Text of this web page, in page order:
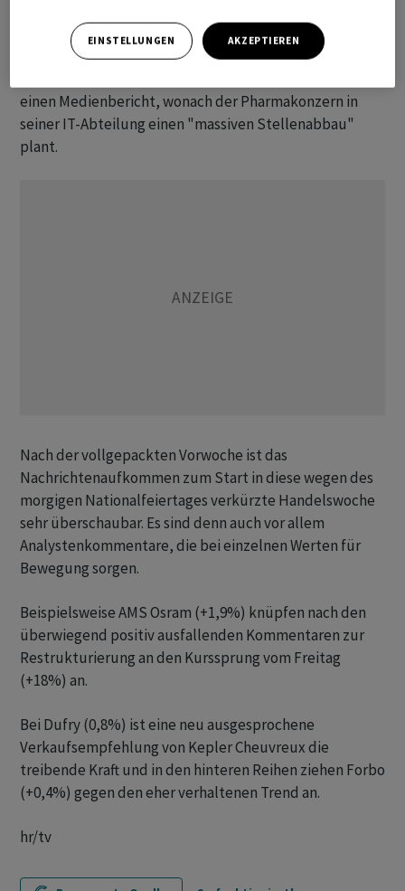
Das grösste Minus von 0,6 Prozent verzeichnen dabei die
einen Medienbericht, wonach der Pharmakonzern in
seiner IT-Abteilung einen "massiven Stellenabbau"
plant.
Nach der vollgepackten Vorwoche ist das
Nachrichtenaufkommen zum Start in diese wegen des
morgigen Nationalfeiertages verkürzte Handelswoche
sehr überschaubar. Es sind denn auch vor allem
Analystenkommentare, die bei einzelnen Werten für
Bewegung sorgen.
Beispielsweise AMS Osram (+1,9%) knüpfen nach den
überwiegend positiv ausfallenden Kommentaren zur
Restrukturierung an den Kurssprung vom Freitag
(+18%) an.
Bei Dufry (0,8%) ist eine neu ausgesprochene
Verkaufsempfehlung von Kepler Cheuvreux die
treibende Kraft und in den hinteren Reihen ziehen Forbo
(+0,4%) gegen den eher verhaltenen Trend an.
hr/tv
EINSTELLUNGEN AKZEPTIEREN